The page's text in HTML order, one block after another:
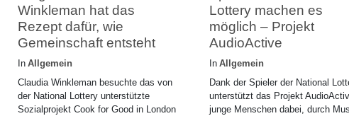
Winkleman hat das
Rezept dafür, wie
Gemeinschaft entsteht
In Allgemein
Claudia Winkleman besuchte das von
der National Lottery unterstützte
Sozialprojekt Cook for Good in London
Lottery machen es
möglich – Projekt
AudioActive
In Allgemein
Dank der Spieler der National
unterstützt das Projekt
junge Menschen dabei, durch